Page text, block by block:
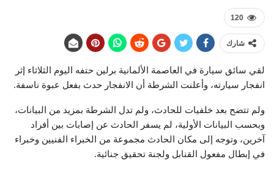
120
شارك
لقي سائق سيارة في العاصمة الألمانية برلين حتفه اليوم الثلاثاء إثر
انفجار سيارته، وأعلنت الشرطة أن الانفجار حدث بفعل عبوة ناسفة.
ولم تتضح بعد خلفيات للحادث، ولم تدل الشرطة بمزيد من البيانات،
وبحسب البيانات الأولية، لم يسفر الحادث عن إصابات بين أفراد
آخرين، وتوجه إلى مكان الحادث مجموعة من الخبراء الفنيين وخبراء
في إبطال مفعول القنابل ولجنة تحقيق جنائية.